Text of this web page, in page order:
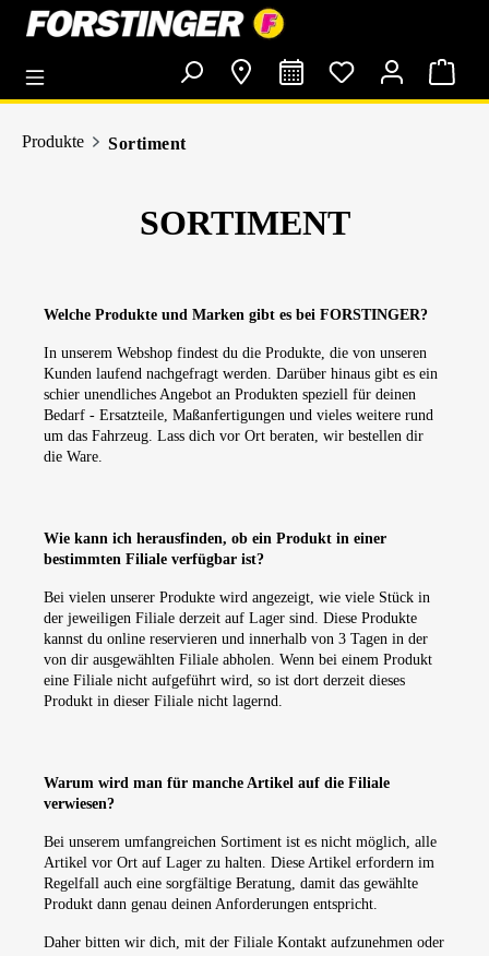
springen
Produkte Sortiment
SORTIMENT
Welche Produkte und Marken gibt es bei FORSTINGER?
In unserem Webshop findest du die Produkte, die von unseren
Kunden laufend nachgefragt werden. Darüber hinaus gibt es ein
schier unendliches Angebot an Produkten speziell für deinen
Bedarf - Ersatzteile, Maßanfertigungen und vieles weitere rund
um das Fahrzeug. Lass dich vor Ort beraten, wir bestellen dir
die Ware.
Wie kann ich herausfinden, ob ein Produkt in einer
bestimmten Filiale verfügbar ist?
Bei vielen unserer Produkte wird angezeigt, wie viele Stück in
der jeweiligen Filiale derzeit auf Lager sind. Diese Produkte
kannst du online reservieren und innerhalb von 3 Tagen in der
von dir ausgewählten Filiale abholen. Wenn bei einem Produkt
eine Filiale nicht aufgeführt wird, so ist dort derzeit dieses
Produkt in dieser Filiale nicht lagernd.
Warum wird man für manche Artikel auf die Filiale
verwiesen?
Bei unserem umfangreichen Sortiment ist es nicht möglich, alle
Artikel vor Ort auf Lager zu halten. Diese Artikel erfordern im
Regelfall auch eine sorgfältige Beratung, damit das gewählte
Produkt dann genau deinen Anforderungen entspricht.
Daher bitten wir dich, mit der Filiale Kontakt aufzunehmen oder